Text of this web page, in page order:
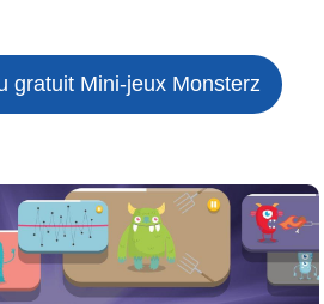
gratuit Mini-jeux Monsterz